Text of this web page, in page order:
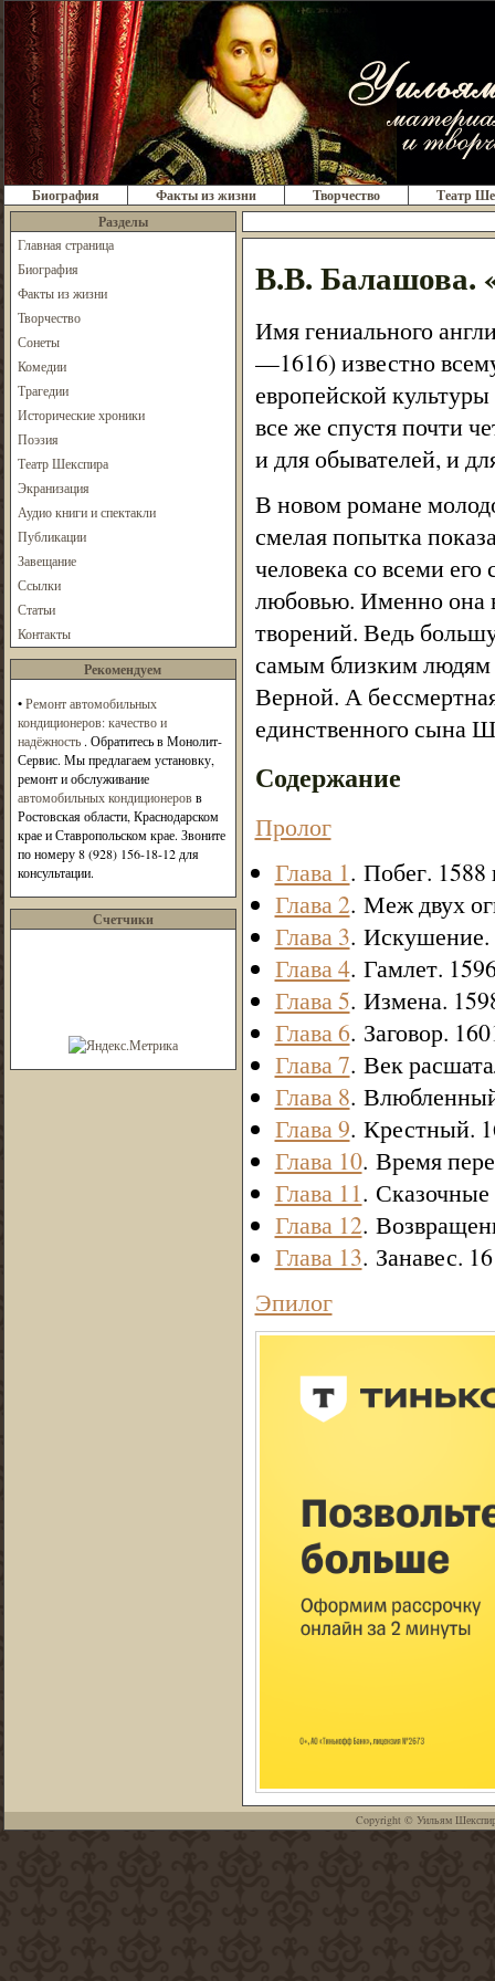
Биография Факты из жизни Творчество
Театр
Разделы
Главная страница
Биография
Факты из жизни
Творчество
Сонеты
Комедии
Трагедии
Исторические хроники
Поэзия
Театр Шекспира
Экранизация
Аудио книги и спектакли
Публикации
Завещание
Ссылки
Статьи
Контакты
Рекомендуем
•Ремонт автомобильных
кондиционеров: качество и
надёжность. Обратитесь в Монолит-
Сервис. Мы предлагаем установку,
ремонт и обслуживание
автомобильных кондиционеровв
Ростовская области, Краснодарском
крае и Ставропольском крае. Звоните
по номеру 8 (928) 156-18-12 для
консультации.
Счетчики
В.В. Балашова.
Имя гениального
—1616) известно
европейской
все же спустя почти
и для обывателей, и
В новом романе
смелая попытка
человека со всеми
любовью. Именно она
творений. Ведь
самым близким людям
Верной. А
единственного сына
Содержание
Пролог
Глава 1. Побег. 1588
Глава 2. Меж двух
Глава 3. Искушение.
Глава 4. Гамлет.
Глава 5. Измена.
Глава 6. Заговор.
Глава 7. Век
Глава 8.
Глава 9. Крестный.
Глава 10. Время
Глава 11. Сказочные
Глава 12.
Глава 13. Занавес.
Эпилог
Copyright © Уильям